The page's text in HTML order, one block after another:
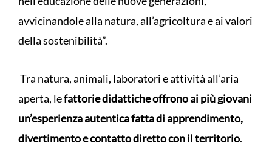
avvicinandole alla natura, all’agricoltura e ai valori
della sostenibilità”.
Tra natura, animali, laboratori e attività all’aria
aperta, lefattorie didattiche offrono ai più giovani
un’esperienza autentica fatta di apprendimento,
divertimento e contatto diretto con il territorio.